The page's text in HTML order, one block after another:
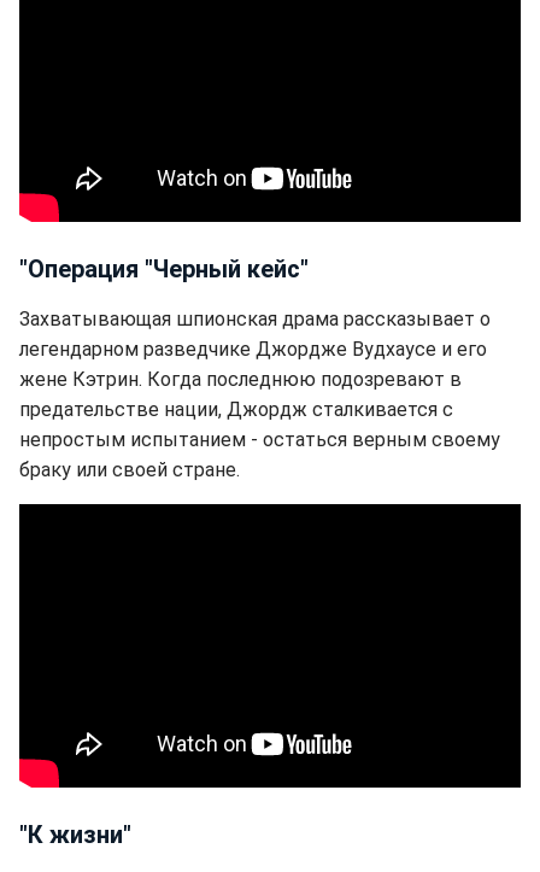
"Операция "Черный кейс"
Захватывающая шпионская драма рассказывает о
легендарном разведчике Джордже Вудхаусе и его
жене Кэтрин. Когда последнюю подозревают в
предательстве нации, Джордж сталкивается с
непростым испытанием - остаться верным своему
браку или своей стране.
"К жизни"